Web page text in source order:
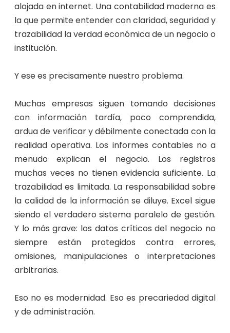
alojada en internet. Una contabilidad moderna es
la que permite entender con claridad, seguridad y
trazabilidad la verdad económica de un negocio o
institución.
Y ese es precisamente nuestro problema.
Muchas empresas siguen tomando decisiones
con información tardía, poco comprendida,
ardua de verificar y débilmente conectada con la
realidad operativa. Los informes contables no a
menudo explican el negocio. Los registros
muchas veces no tienen evidencia suficiente. La
trazabilidad es limitada. La responsabilidad sobre
la calidad de la información se diluye. Excel sigue
siendo el verdadero sistema paralelo de gestión.
Y lo más grave: los datos críticos del negocio no
siempre están protegidos contra errores,
omisiones, manipulaciones o interpretaciones
arbitrarias.
Eso no es modernidad. Eso es precariedad digital
y de administración.